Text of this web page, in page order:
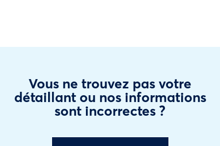
Vous ne trouvez pas votre
détaillant ou nos informations
sont incorrectes ?